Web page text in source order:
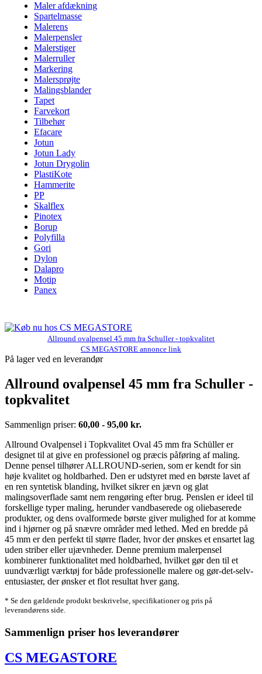
Maler afdækning
Spartelmasse
Malerens
Malerpensler
Malerstiger
Malerruller
Markering
Malersprøjte
Malingsblander
Tapet
Farvekort
Tilbehør
Efacare
Jotun
Jotun Lady
Jotun Drygolin
PlastiKote
Hammerite
PP
Skalflex
Pinotex
Borup
Polyfilla
Gori
Dylon
Dalapro
Motip
Panex
Allround ovalpensel 45 mm fra Schuller - topkvalitet
CS MEGASTORE annonce link
På lager ved en leverandør
Allround ovalpensel 45 mm fra Schuller -
topkvalitet
Sammenlign priser: 60,00 - 95,00 kr.
Allround Ovalpensel i Topkvalitet Oval 45 mm fra Schüller er
designet til at give en professionel og præcis påføring af maling.
Denne pensel tilhører ALLROUND-serien, som er kendt for sin
høje kvalitet og holdbarhed. Den er udstyret med en børste lavet af
en ren syntetisk blanding, hvilket sikrer en jævn og glat
malingsoverflade samt nem rengøring efter brug. Penslen er ideel til
forskellige typer maling, herunder vandbaserede og oliebaserede
produkter, og dens ovalformede børste giver mulighed for at komme
ind i hjørner og på snævre områder med lethed. Med en bredde på
45 mm er den perfekt til større flader, hvor der ønskes et ensartet lag
uden striber eller ujævnheder. Denne premium malerpensel
kombinerer funktionalitet med holdbarhed, hvilket gør den til et
uundværligt værktøj for både professionelle malere og gør-det-selv-
entusiaster, der ønsker et flot resultat hver gang.
* Se den gældende produkt beskrivelse, specifikationer og pris på
leverandørens side.
Sammenlign priser hos leverandører
CS MEGASTORE